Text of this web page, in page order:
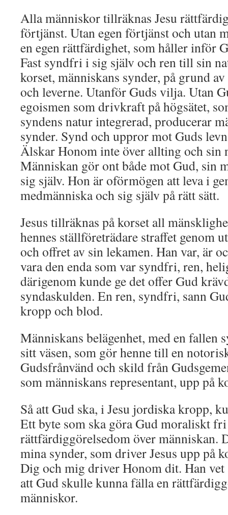
Alla människor tillräknas Jesu
förtjänst. Utan egen förtjänst och utan
en egen rättfärdighet, som håller inför
Fast syndfri i sig själv och ren till sin
korset, människans synder, på grund
och leverne. Utanför Guds vilja. Utan
egoismen som drivkraft på högsätet,
syndens natur integrerad, producerar
synder. Synd och uppror mot Guds
Älskar Honom inte över allting och sin
Människan gör ont både mot Gud, sin
sig själv. Hon är oförmögen att leva i
medmänniska och sig själv på rätt sätt.
Jesus tillräknas på korset all
hennes ställföreträdare straffet genom
och offret av sin lekamen. Han var, är
vara den enda som var syndfri, ren,
därigenom kunde ge det offer Gud
syndaskulden. En ren, syndfri, sann
kropp och blod.
Människans belägenhet, med en fallen
sitt väsen, som gör henne till en
Gudsfrånvänd och skild från
som människans representant, upp på
Så att Gud ska, i Jesu jordiska kropp,
Ett byte som ska göra Gud moraliskt
rättfärdiggörelsedom över människan.
mina synder, som driver Jesus upp på
Dig och mig driver Honom dit. Han vet
att Gud skulle kunna fälla en
människor.